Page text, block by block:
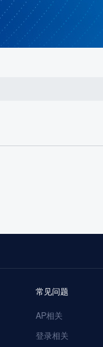
常见问题
AP相关
登录相关